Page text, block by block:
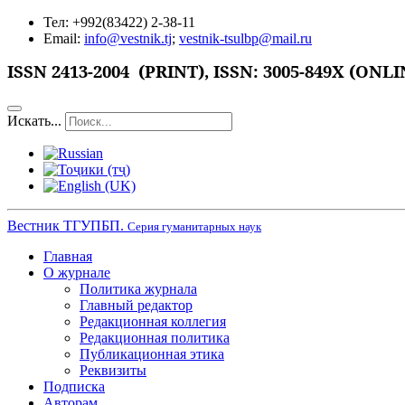
Тел: +992(83422) 2-38-11
Email: info@vestnik.tj; vestnik-tsulbp@mail.ru
ISSN 2413-2004 (PRINT), ISSN: 3005-849X
Искать...
Вестник ТГУПБП. Серия гуманитарных наук
Главная
О журнале
Политика журнала
Главный редактор
Редакционная коллегия
Редакционная политика
Публикационная этика
Реквизиты
Подписка